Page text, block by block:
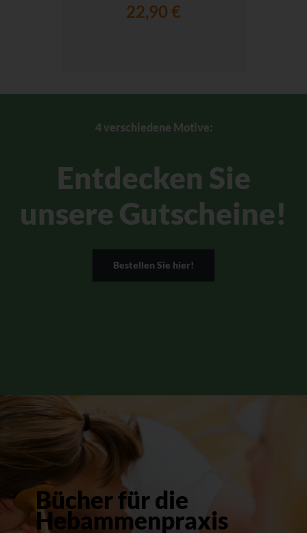
22,90 €
4 verschiedene Motive:
Entdecken Sie
unsere Gutscheine!
Bestellen Sie hier!
Bücher für die
Hebammenpraxis